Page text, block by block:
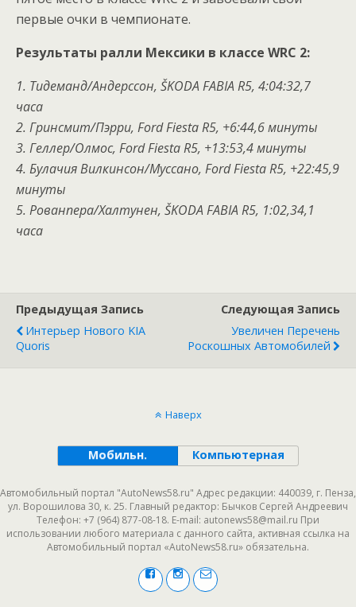
первые очки в чемпионате.
Результаты ралли Мексики в классе WRC 2:
1. Тидеманд/Андерссон, ŠKODA FABIA R5, 4:04:32,7
часа
2. Гринсмит/Пэрри, Ford Fiesta R5, +6:44,6 минуты
3. Геллер/Олмос, Ford Fiesta R5, +13:53,4 минуты
4. Булачия Вилкинсон/Муссано, Ford Fiesta R5, +22:45,9
минуты
5. Рованпера/Халтунен, ŠKODA FABIA R5, 1:02,34,1
часа
Предыдущая Запись
Интерьер Нового KIA
Quoris
Следующая Запись
Увеличен Перечень
Роскошных Автомобилей
Наверх
Мобильн. Компьютерная
Автомобильный портал "AutoNews58.ru" Адрес редакции: 440039, г. Пенза,
ул. Ворошилова 30, к. 25. Главный редактор: Бычков Сергей Андреевич
Телефон: +7 (964) 877-08-18. E-mail: autonews58@mail.ru При
использовании любого материала с данного сайта, активная ссылка на
Автомобильный портал «AutoNews58.ru» обязательна.